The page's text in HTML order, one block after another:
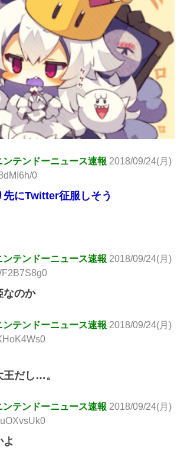
テンドーニュース速報 2018/09/24(月)
0
先にTwitter征服しそう
テンドーニュース速報 2018/09/24(月)
なのか
テンドーニュース速報 2018/09/24(月)
王だし…。
テンドーニュース速報 2018/09/24(月)